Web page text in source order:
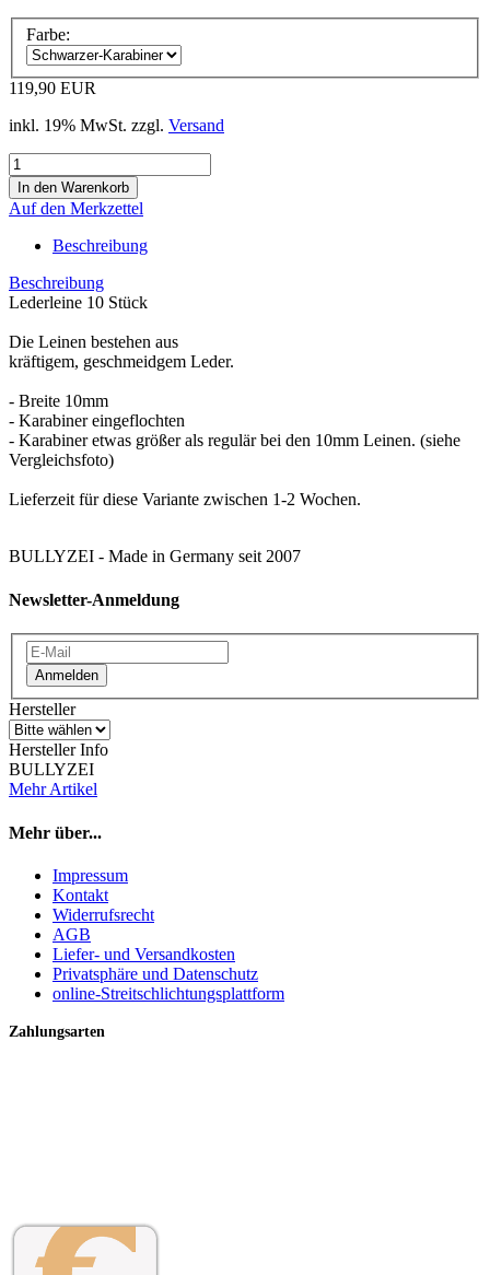
Farbe:
119,90 EUR
inkl. 19% MwSt. zzgl. Versand
Auf den Merkzettel
Beschreibung
Beschreibung
Lederleine 10 Stück
Die Leinen bestehen aus
kräftigem, geschmeidgem Leder.
- Breite 10mm
- Karabiner eingeflochten
- Karabiner etwas größer als regulär bei den 10mm Leinen. (siehe
Vergleichsfoto)
Lieferzeit für diese Variante zwischen 1-2 Wochen.
BULLYZEI - Made in Germany seit 2007
Newsletter-Anmeldung
Anmelden
Hersteller
Hersteller Info
BULLYZEI
Mehr Artikel
Mehr über...
Impressum
Kontakt
Widerrufsrecht
AGB
Liefer- und Versandkosten
Privatsphäre und Datenschutz
online-Streitschlichtungsplattform
Zahlungsarten